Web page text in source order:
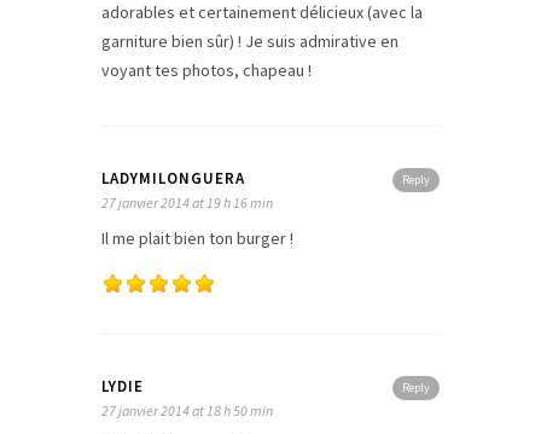
adorables et certainement délicieux (avec la
garniture bien sûr) ! Je suis admirative en
voyant tes photos, chapeau !
Reply
LADYMILONGUERA
27 janvier 2014 at 19 h 16 min
Il me plait bien ton burger !
Reply
LYDIE
27 janvier 2014 at 18 h 50 min